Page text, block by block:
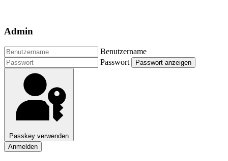
Admin
Benutzername
Passwort
Passwort anzeigen
Passkey verwenden
Anmelden